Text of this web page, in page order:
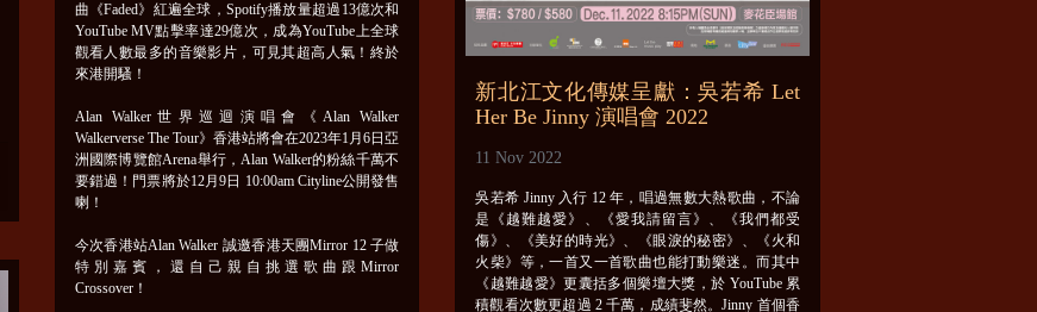
曲《Faded》紅遍全球，Spotify播放量超過13億次和
YouTube MV點擊率達29億次，成為YouTube上全球
觀看人數最多的音樂影片，可見其超高人氣！終於
來港開騷！
Alan Walker世界巡迴演唱會《Alan Walker
Walkerverse The Tour》香港站將會在2023年1月6日亞
洲國際博覽館Arena舉行，Alan Walker的粉絲千萬不
要錯過！門票將於12月9日 10:00am Cityline公開發售
喇！
今次香港站Alan Walker 誠邀香港天團Mirror 12 子做
特別嘉賓，還自己親自挑選歌曲跟Mirror
Crossover！
新北江文化傳媒呈獻：吳若希 Let
Her Be Jinny 演唱會 2022
11 Nov 2022
吳若希 Jinny 入行 12 年，唱過無數大熱歌曲，不論
是《越難越愛》、《愛我請留言》、《我們都受
傷》、《美好的時光》、《眼淚的秘密》、《火和
火柴》等，一首又一首歌曲也能打動樂迷。而其中
《越難越愛》更囊括多個樂壇大獎，於 YouTube 累
積觀看次數更超過 2 千萬，成績斐然。Jinny 首個香